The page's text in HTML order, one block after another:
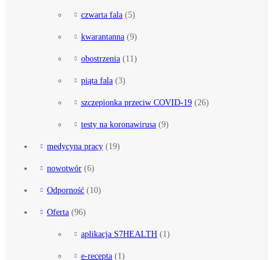
czwarta fala (5)
kwarantanna (9)
obostrzenia (11)
piąta fala (3)
szczepionka przeciw COVID-19 (26)
testy na koronawirusa (9)
medycyna pracy (19)
nowotwór (6)
Odporność (10)
Oferta (96)
aplikacja S7HEALTH (1)
e-recepta (1)